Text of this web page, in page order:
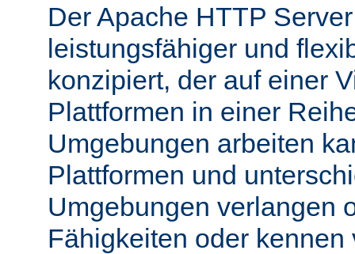
Der Apache HTTP
leistungsfähiger und
konzipiert, der auf einer
Plattformen in einer
Umgebungen arbeiten
Plattformen und
Umgebungen verlangen
Fähigkeiten oder